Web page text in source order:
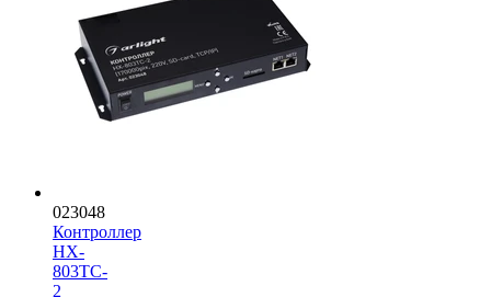
023048
Контроллер
HX-
803TC-
2